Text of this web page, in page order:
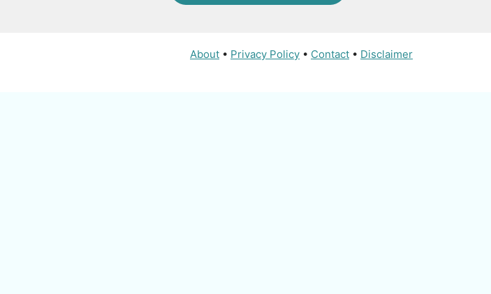
About • Privacy Policy • Contact • Disclaimer